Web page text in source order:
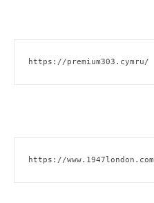
https://premium303.cymru/
https://www.1947london.com